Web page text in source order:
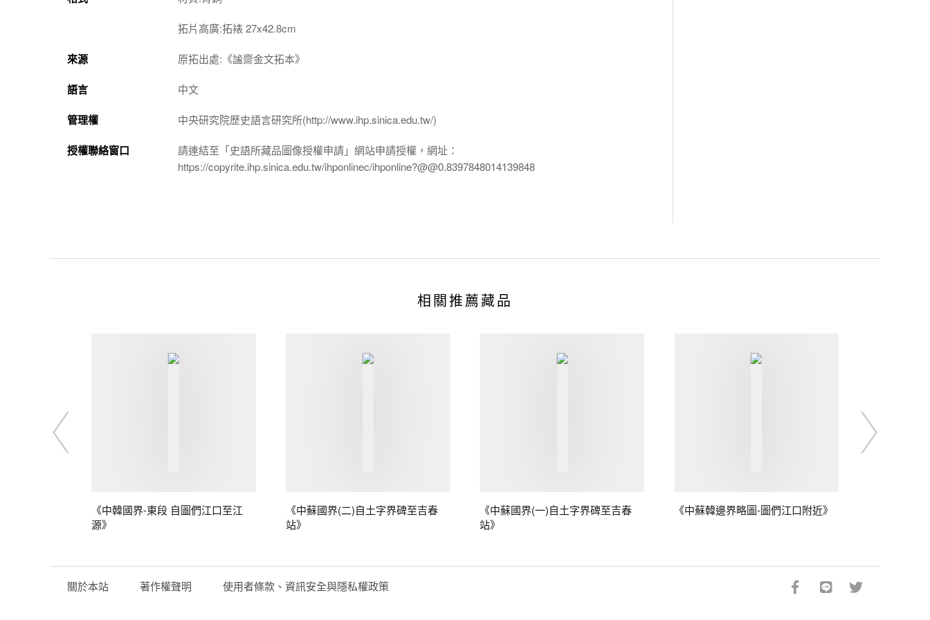
拓片高廣:拓裱 27x42.8cm
來源 原拓出處:《謐齋金文拓本》
語言 中文
管理權 中央研究院歷史語言研究所(http://www.ihp.sinica.edu.tw/)
授權聯絡窗口
請連結至「史語所藏品圖像授權申請」網站申請授權，網址：
https://copyrite.ihp.sinica.edu.tw/ihponlinec/ihponline?@@0.8397848014139848
相關推薦藏品
《中韓國界-東段 自圖們江口至江
源》
《中蘇國界(二)自土字界碑至吉春
站》
《中蘇國界(一)自土字界碑至吉春
站》
《中蘇韓邊界略圖-圖們江口附近》
關於本站 著作權聲明 使用者條款、資訊安全與隱私權政策